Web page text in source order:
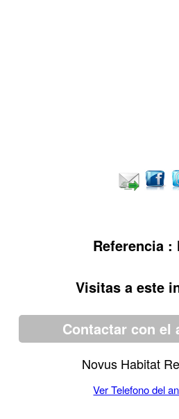
Referencia :
Visitas a este
Contactar con el
Novus Habitat
Ver Telefono del